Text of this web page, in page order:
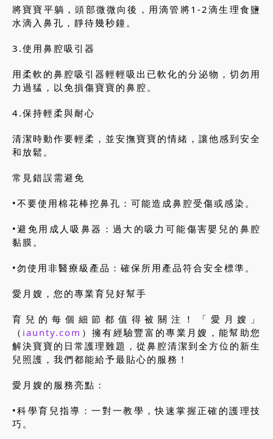
將寶寶平躺，頭部微微向後，用滴管將1-2滴生理食鹽
水滴入鼻孔，靜待幾秒鐘。
3.使用鼻腔吸引器
用柔軟的鼻腔吸引器輕輕吸出已軟化的分泌物，切勿用
力過猛，以免損傷寶寶的鼻腔。
4.保持輕柔與耐心
清潔時動作要輕柔，並安撫寶寶的情緒，讓他感到安全
和放鬆。
常見錯誤需避免
•不要使用棉花棒挖鼻孔：可能造成鼻腔受傷或感染。
•避免用成人吸鼻器：過大的吸力可能傷害嬰兒的鼻腔
黏膜。
•勿使用非醫療級產品：確保所用產品符合安全標準。
愛月嫂，您的專業育兒好幫手
育兒的每個細節都值得被關注！「愛月嫂」
（ iaunty.com ）擁有經驗豐富的專業月嫂，能幫助您
解決寶寶的日常護理難題，從鼻腔清潔到全方位的新生
兒照護，我們都能給予最貼心的服務！
愛月嫂的服務亮點：
•科學育兒指導：一對一教學，快速掌握正確的護理技
巧。